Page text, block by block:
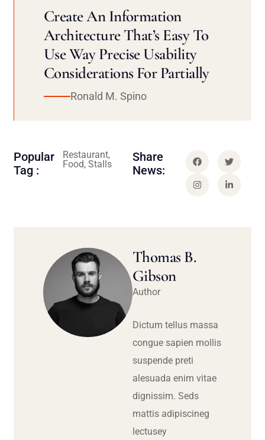
Create An Information
Architecture That’s Easy To
Use Way Precise Usability
Considerations For Partially
Ronald M. Spino
Popular
Tag :
Restaurant,
Food, Stalls
Share
News:
Thomas B.
Gibson
Author
Dictum tellus massa
congue sapien mollis
suspende preti
alesuada enim vitae
dignissim. Seds
mattis adipiscineg
lectusey